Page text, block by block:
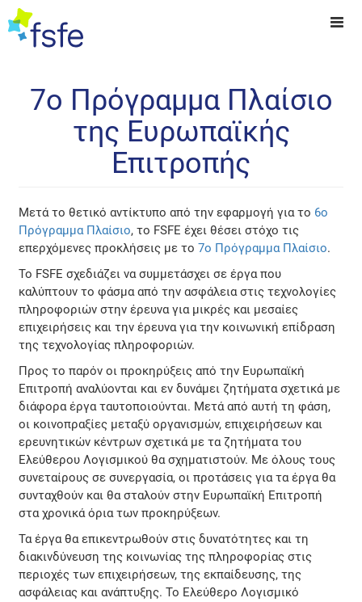
7ο Πρόγραμμα Πλαίσιο
της Ευρωπαϊκής
Επιτροπής
Μετά το θετικό αντίκτυπο από την εφαρμογή για το 6ο
Πρόγραμμα Πλαίσιο, το FSFE έχει θέσει στόχο τις
επερχόμενες προκλήσεις με το7ο Πρόγραμμα Πλαίσιο.
Το FSFE σχεδιάζει να συμμετάσχει σε έργα που
καλύπτουν το φάσμα από την ασφάλεια στις τεχνολογίες
πληροφοριών στην έρευνα για μικρές και μεσαίες
επιχειρήσεις και την έρευνα για την κοινωνική επίδραση
της τεχνολογίας πληροφοριών.
Προς το παρόν οι προκηρύξεις από την Ευρωπαϊκή
Επιτροπή αναλύονται και εν δυνάμει ζητήματα σχετικά με
διάφορα έργα ταυτοποιούνται. Μετά από αυτή τη φάση,
οι κοινοπραξίες μεταξύ οργανισμών, επιχειρήσεων και
ερευνητικών κέντρων σχετικά με τα ζητήματα του
Ελεύθερου Λογισμικού θα σχηματιστούν. Με όλους τους
συνεταίρους σε συνεργασία, οι προτάσεις για τα έργα θα
συνταχθούν και θα σταλούν στην Ευρωπαϊκή Επιτροπή
στα χρονικά όρια των προκηρύξεων.
Τα έργα θα επικεντρωθούν στις δυνατότητες και τη
διακινδύνευση της κοινωνίας της πληροφορίας στις
περιοχές των επιχειρήσεων, της εκπαίδευσης, της
ασφάλειας και ανάπτυξης. Το Ελεύθερο Λογισμικό